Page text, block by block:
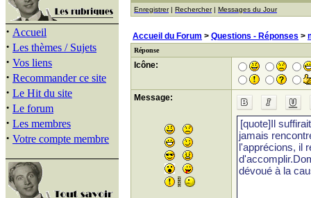
· Accueil
· Les thèmes / Sujets
· Vos liens
· Recommander ce site
· Le Hit du site
· Le forum
· Les membres
· Votre compte membre
Enregistrer| Rechercher| Messages du Jour
Accueil du Forum > Questions - Réponses >
Réponse
Icône:
Message: